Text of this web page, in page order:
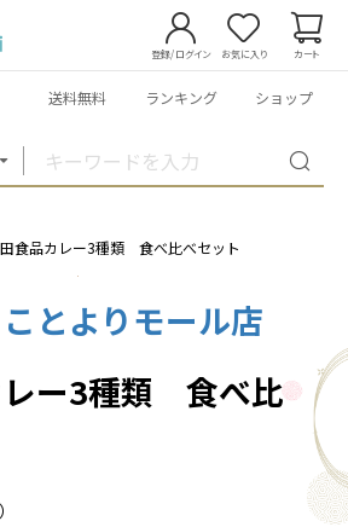
登録/ログイン お気に入り カート
送料無料 ランキング ショップ
食品カレー3種類 食べ比べセット
とよりモール店
レー3種類 食べ比